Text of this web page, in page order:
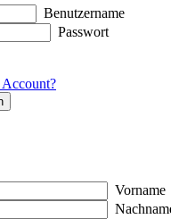
Benutzername
Passwort
Account?
Vorname